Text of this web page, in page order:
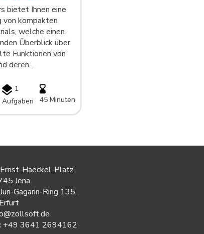
bietet Ihnen eine
von kompakten
welche einen
Überblick über
Funktionen von
deren…
1
Aufgaben
45 Minuten
Ernst-Haeckel-Platz
Jena
Juri-Gagarin-Ring 135,
+49 3641 2694162